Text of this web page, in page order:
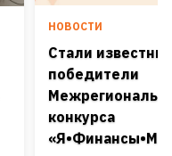
НОВОСТИ
Стали известны
победители
конкурса